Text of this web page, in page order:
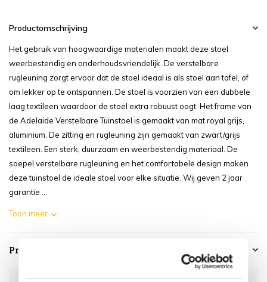
Productomschrijving
Het gebruik van hoogwaardige materialen maakt deze stoel
weerbestendig en onderhoudsvriendelijk. De verstelbare
rugleuning zorgt ervoor dat de stoel ideaal is als stoel aan tafel, of
om lekker op te ontspannen. De stoel is voorzien van een dubbele
laag textileen waardoor de stoel extra robuust oogt. Het frame van
de Adelaide Verstelbare Tuinstoel is gemaakt van mat royal grijs,
aluminium. De zitting en rugleuning zijn gemaakt van zwart/grijs
textileen. Een sterk, duurzaam en weerbestendig materiaal. De
soepel verstelbare rugleuning en het comfortabele design maken
deze tuinstoel de ideale stoel voor elke situatie. Wij geven 2 jaar
garantie ...
Toon meer
Productspecificaties
Artikelnummer GRSF-C-404A